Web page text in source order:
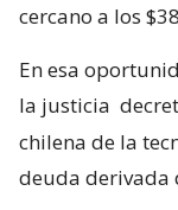
cercano a los
En esa
la justicia
chilena de la
deuda derivada